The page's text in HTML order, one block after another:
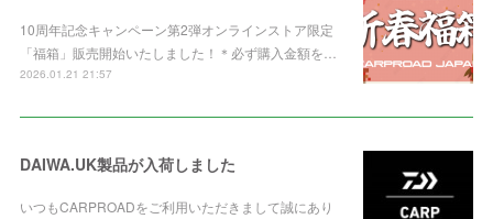
10周年記念キャンペーン第2弾オンラインストア限定
「福箱」販売開始いたしました！＊必ず購入金額を…
2026.01.21 21:57
DAIWA.UK製品が入荷しました
いつもCARPROADをご利用いただきまして誠にあり